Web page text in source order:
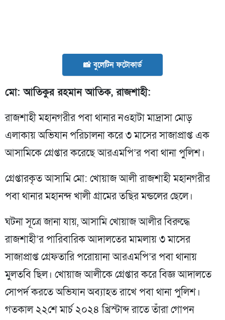
📸 বুলেটিন ফটোকার্ড
মো: আতিকুর রহমান আতিক, রাজশাহী:
রাজশাহী মহানগরীর পবা থানার নওহাটা মাদ্রাসা মোড়
এলাকায় অভিযান পরিচালনা করে ৩ মাসের সাজাপ্রাপ্ত এক
আসামিকে গ্রেপ্তার করেছে আরএমপি’র পবা থানা পুলিশ।
গ্রেপ্তারকৃত আসামি মো: খোয়াজ আলী রাজশাহী মহানগরীর
পবা থানার মহানন্দ খালী গ্রামের তছির মন্ডলের ছেলে।
ঘটনা সূত্রে জানা যায়, আসামি খোয়াজ আলীর বিরুদ্ধে
রাজশাহী’র পারিবারিক আদালতের মামলায় ৩ মাসের
সাজাপ্রাপ্ত গ্রেফতারি পরোয়ানা আরএমপি’র পবা থানায়
মুলতবি ছিল। খোয়াজ আলীকে গ্রেপ্তার করে বিজ্ঞ আদালতে
সোপর্দ করতে অভিযান অব্যাহত রাখে পবা থানা পুলিশ।
গতকাল ২২শে মার্চ ২০২৪ খ্রিস্টাব্দ রাতে তাঁরা গোপন